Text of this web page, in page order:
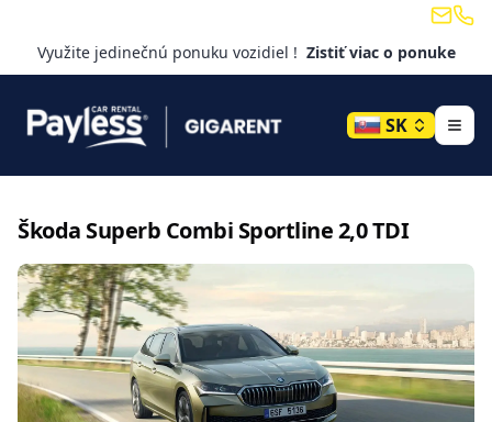
Email
Využite jedinečnú ponuku vozidiel ! Zistiť viac o ponuke
SK
Škoda Superb Combi Sportline 2,0 TDI